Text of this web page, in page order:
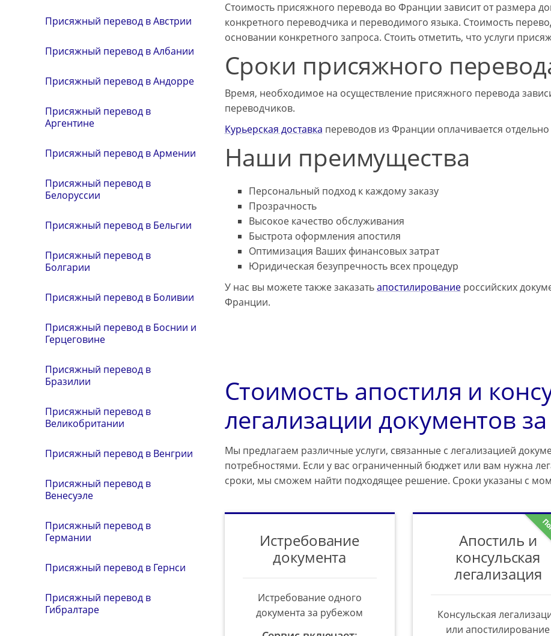
Присяжный перевод в Австрии
Присяжный перевод в Албании
Присяжный перевод в Андорре
Присяжный перевод в
Аргентине
Присяжный перевод в Армении
Присяжный перевод в
Белоруссии
Присяжный перевод в Бельгии
Присяжный перевод в
Болгарии
Присяжный перевод в Боливии
Присяжный перевод в Боснии и
Герцеговине
Присяжный перевод в
Бразилии
Присяжный перевод в
Великобритании
Присяжный перевод в Венгрии
Присяжный перевод в
Венесуэле
Присяжный перевод в
Германии
Присяжный перевод в Гернси
Присяжный перевод в
Гибралтаре
Стоимость присяжного перевода во Франции зависит от размера
конкретного переводчика и переводимого языка. Стоимость
основании конкретного запроса. Стоить отметить, что услуги
Сроки присяжного
Время, необходимое на осуществление присяжного перевода
переводчиков.
Курьерская доставка переводов из Франции оплачивается
Наши преимущества
Персональный подход к каждому заказу
Прозрачность
Высокое качество обслуживания
Быстрота оформления апостиля
Оптимизация Ваших финансовых затрат
Юридическая безупречность всех процедур
У нас вы можете также заказатьапостилированиероссийских
Франции.
Стоимость апостиля и
легализации документов
Мы предлагаем различные услуги, связанные с легализацией
потребностями. Если у вас ограниченный бюджет или вам нужна
сроки, мы сможем найти подходящее решение. Сроки указаны с
Истребование
документа
Истребование одного
документа за рубежом
Апостиль и
консульская
легализация
Консульская
или апостилирование